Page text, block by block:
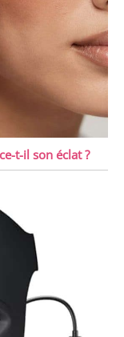
t-il son éclat ?